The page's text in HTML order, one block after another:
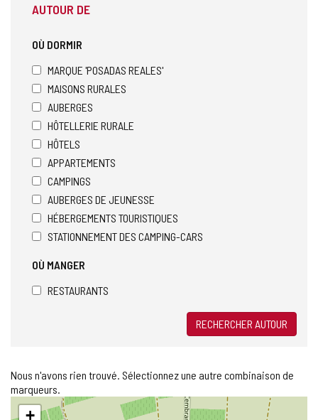
AUTOUR DE
OÙ DORMIR
MARQUE 'POSADAS REALES'
MAISONS RURALES
AUBERGES
HÔTELLERIE RURALE
HÔTELS
APPARTEMENTS
CAMPINGS
AUBERGES DE JEUNESSE
HÉBERGEMENTS TOURISTIQUES
STATIONNEMENT DES CAMPING-CARS
OÙ MANGER
RESTAURANTS
RECHERCHER AUTOUR
Nous n'avons rien trouvé. Sélectionnez une autre combinaison de
marqueurs.
Sauter
la +